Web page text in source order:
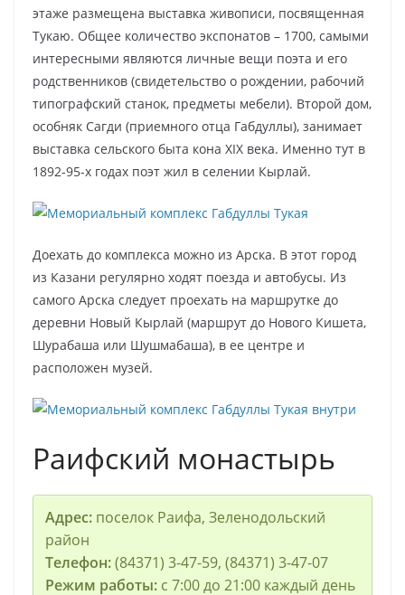
этаже размещена выставка живописи, посвященная
Тукаю. Общее количество экспонатов – 1700, самыми
интересными являются личные вещи поэта и его
родственников (свидетельство о рождении, рабочий
типографский станок, предметы мебели). Второй дом,
особняк Сагди (приемного отца Габдуллы), занимает
выставка сельского быта кона XIX века. Именно тут в
1892-95-х годах поэт жил в селении Кырлай.
Доехать до комплекса можно из Арска. В этот город
из Казани регулярно ходят поезда и автобусы. Из
самого Арска следует проехать на маршрутке до
деревни Новый Кырлай (маршрут до Нового Кишета,
Шурабаша или Шушмабаша), в ее центре и
расположен музей.
Раифский монастырь
Адрес:поселок Раифа, Зеленодольский
район
Телефон:(84371) 3-47-59, (84371) 3-47-07
Режим работы: с 7:00 до 21:00 каждый день